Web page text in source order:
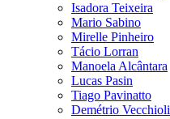
Isadora Teixeira
Mario Sabino
Mirelle Pinheiro
Tácio Lorran
Manoela Alcântara
Lucas Pasin
Tiago Pavinatto
Demétrio Vecchioli